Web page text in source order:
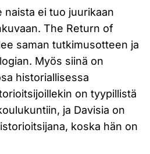
naista ei tuo juurikaan
The Return of
saman tutkimusotteen ja
Myös siinä on
historiallisessa
on tyypillistä
ja Davisia on
koska hän on